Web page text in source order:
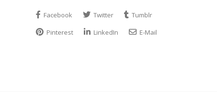
Facebook Twitter
Tumblr
Pinterest
LinkedIn E-Mail